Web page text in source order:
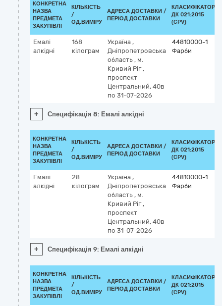
КОНКРЕТНА
НАЗВА
ПРЕДМЕТА
ЗАКУПІВЛІ
КІЛЬКІСТЬ
/
ОД.ВИМІРУ
АДРЕСА ДОСТАВКИ /
ПЕРІОД ДОСТАВКИ
КЛАСИФІКАТОР
ДК 021:2015
(CPV)
Емалі
алкідні
168
кілограм
Україна ,
Дніпропетровська
область , м.
Кривий Ріг,
проспект
Центральний, 40в
по 31-07-2026
44810000-1
Фарби
+ Специфікація 8: Емалі алкідні
КОНКРЕТНА
НАЗВА
ПРЕДМЕТА
ЗАКУПІВЛІ
КІЛЬКІСТЬ
/
ОД.ВИМІРУ
АДРЕСА ДОСТАВКИ /
ПЕРІОД ДОСТАВКИ
КЛАСИФІКАТОР
ДК 021:2015
(CPV)
Емалі
алкідні
28
кілограм
Україна ,
Дніпропетровська
область , м.
Кривий Ріг,
проспект
Центральний, 40в
по 31-07-2026
44810000-1
Фарби
+ Специфікація 9: Емалі алкідні
КОНКРЕТНА
НАЗВА
ПРЕДМЕТА
ЗАКУПІВЛІ
КІЛЬКІСТЬ
/
ОД.ВИМІРУ
АДРЕСА ДОСТАВКИ /
ПЕРІОД ДОСТАВКИ
КЛАСИФІКАТОР
ДК 021:2015
(CPV)